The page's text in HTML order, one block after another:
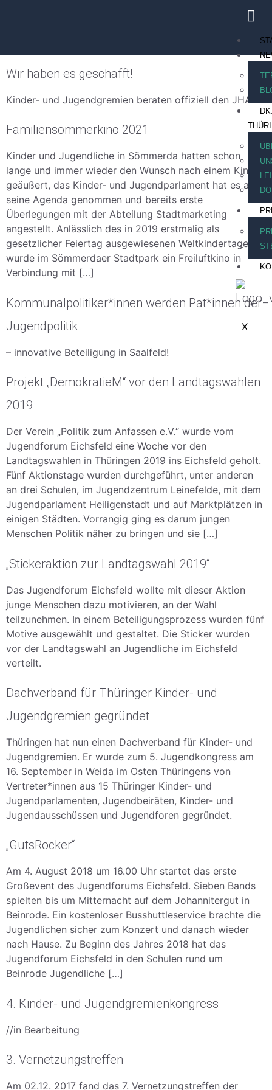
X
Wir haben es geschafft!
Kinder- und Jugendgremien beraten offiziell den JHA
Familiensommerkino 2021
Kinder und Jugendliche in Sömmerda hatten schon
lange und immer wieder den Wunsch nach einem Kino
geäußert, das Kinder- und Jugendparlament hat es auf
seine Agenda genommen und bereits erste
Überlegungen mit der Abteilung Stadtmarketing
angestellt. Anlässlich des in 2019 erstmalig als
gesetzlicher Feiertag ausgewiesenen Weltkindertages
wurde im Sömmerdaer Stadtpark ein Freiluftkino in
Verbindung mit […]
Kommunalpolitiker*innen werden Pat*innen der
Jugendpolitik
– innovative Beteiligung in Saalfeld!
Projekt „DemokratieM“ vor den Landtagswahlen
2019
Der Verein „Politik zum Anfassen e.V.“ wurde vom
Jugendforum Eichsfeld eine Woche vor den
Landtagswahlen in Thüringen 2019 ins Eichsfeld geholt.
Fünf Aktionstage wurden durchgeführt, unter anderen
an drei Schulen, im Jugendzentrum Leinefelde, mit dem
Jugendparlament Heiligenstadt und auf Marktplätzen in
einigen Städten. Vorrangig ging es darum jungen
Menschen Politik näher zu bringen und sie […]
„Stickeraktion zur Landtagswahl 2019“
Das Jugendforum Eichsfeld wollte mit dieser Aktion
junge Menschen dazu motivieren, an der Wahl
teilzunehmen. In einem Beteiligungsprozess wurden fünf
Motive ausgewählt und gestaltet. Die Sticker wurden
vor der Landtagswahl an Jugendliche im Eichsfeld
verteilt.
Dachverband für Thüringer Kinder- und
Jugendgremien gegründet
Thüringen hat nun einen Dachverband für Kinder- und
Jugendgremien. Er wurde zum 5. Jugendkongress am
16. September in Weida im Osten Thüringens von
Vertreter*innen aus 15 Thüringer Kinder- und
Jugendparlamenten, Jugendbeiräten, Kinder- und
Jugendausschüssen und Jugendforen gegründet.
„GutsRocker“
Am 4. August 2018 um 16.00 Uhr startet das erste
Großevent des Jugendforums Eichsfeld. Sieben Bands
spielten bis um Mitternacht auf dem Johannitergut in
Beinrode. Ein kostenloser Busshuttleservice brachte die
Jugendlichen sicher zum Konzert und danach wieder
nach Hause. Zu Beginn des Jahres 2018 hat das
Jugendforum Eichsfeld in den Schulen rund um
Beinrode Jugendliche […]
4. Kinder- und Jugendgremienkongress
//in Bearbeitung
3. Vernetzungstreffen
Am 02.12. 2017 fand das 7. Vernetzungstreffen der